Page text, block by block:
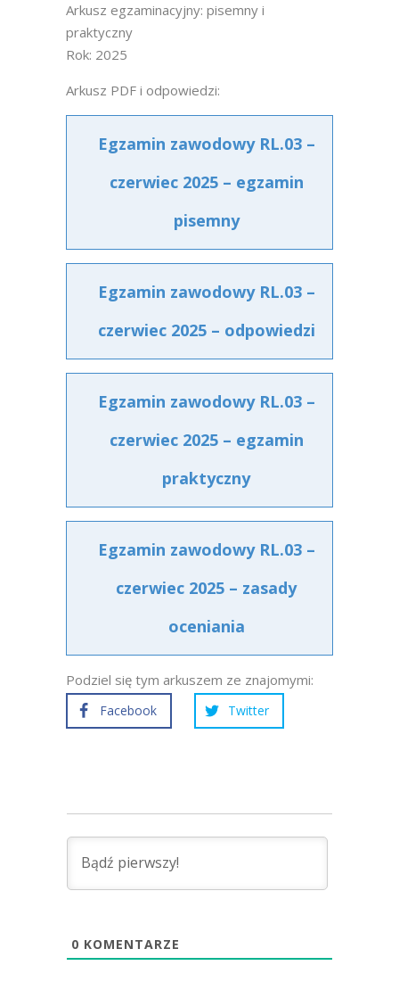
Arkusz egzaminacyjny: pisemny i
praktyczny
Rok: 2025
Arkusz PDF i odpowiedzi:
Egzamin zawodowy RL.03 –
czerwiec 2025 – egzamin
pisemny
Egzamin zawodowy RL.03 –
czerwiec 2025 – odpowiedzi
Egzamin zawodowy RL.03 –
czerwiec 2025 – egzamin
praktyczny
Egzamin zawodowy RL.03 –
czerwiec 2025 – zasady
oceniania
Podziel się tym arkuszem ze znajomymi:
Facebook Twitter
0 KOMENTARZE